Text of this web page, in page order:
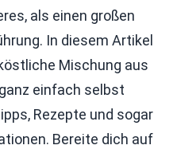
als einen großen
In diesem Artikel
Mischung aus
einfach selbst
Rezepte und sogar
Bereite dich auf